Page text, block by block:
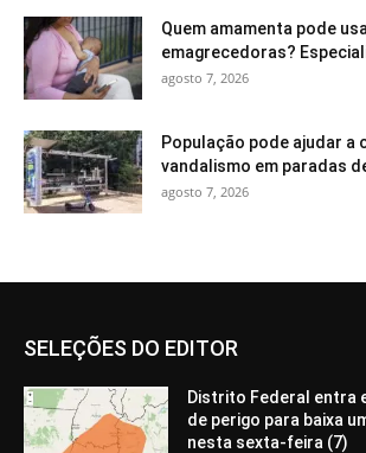
Quem amamenta pode
emagrecedoras?
agosto 7, 2026
População pode ajudar a
vandalismo em paradas
agosto 7, 2026
SELEÇÕES DO EDITOR
Distrito Federal entra
de perigo para baixa
nesta sexta-feira (7)